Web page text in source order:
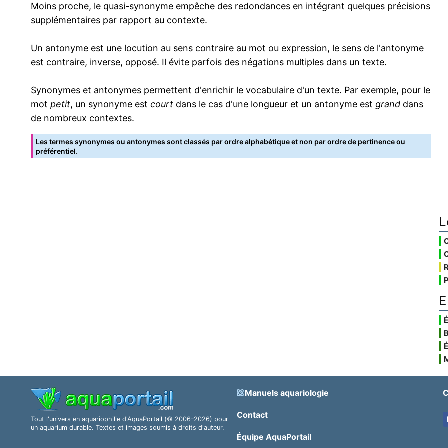
Moins proche, le quasi-synonyme empêche des redondances en intégrant quelques précisions
supplémentaires par rapport au contexte.
Un antonyme est une locution au sens contraire au mot ou expression, le sens de l'antonyme
est contraire, inverse, opposé. Il évite parfois des négations multiples dans un texte.
Synonymes et antonymes permettent d'enrichir le vocabulaire d'un texte. Par exemple, pour le
mot petit, un synonyme est court dans le cas d'une longueur et un antonyme est grand dans
de nombreux contextes.
Les termes synonymes ou antonymes sont classés par ordre alphabétique et non par ordre de pertinence ou
préférentiel.
Tout l'univers en aquariophilie d'AquaPortail (© 2006–2026) pour
un aquarium durable. Textes et images soumis à droits d'auteur.
Manuels aquariologie
Contact
Équipe AquaPortail